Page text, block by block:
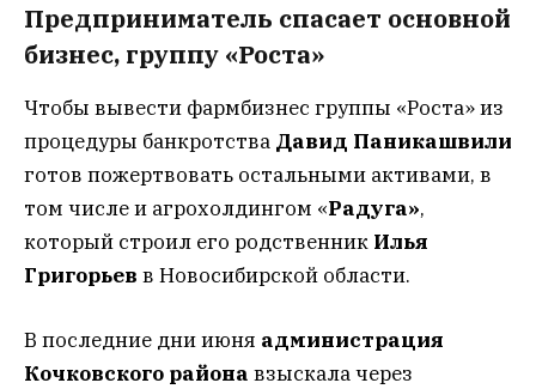
Предприниматель спасает основной
бизнес, группу «Роста»
Чтобы вывести фармбизнес группы «Роста» из
процедуры банкротства Давид Паникашвили
готов пожертвовать остальными активами, в
том числе и агрохолдингом «Радуга»,
который строил его родственник Илья
Григорьев в Новосибирской области.
В последние дни июня администрация
Кочковского района взыскала через